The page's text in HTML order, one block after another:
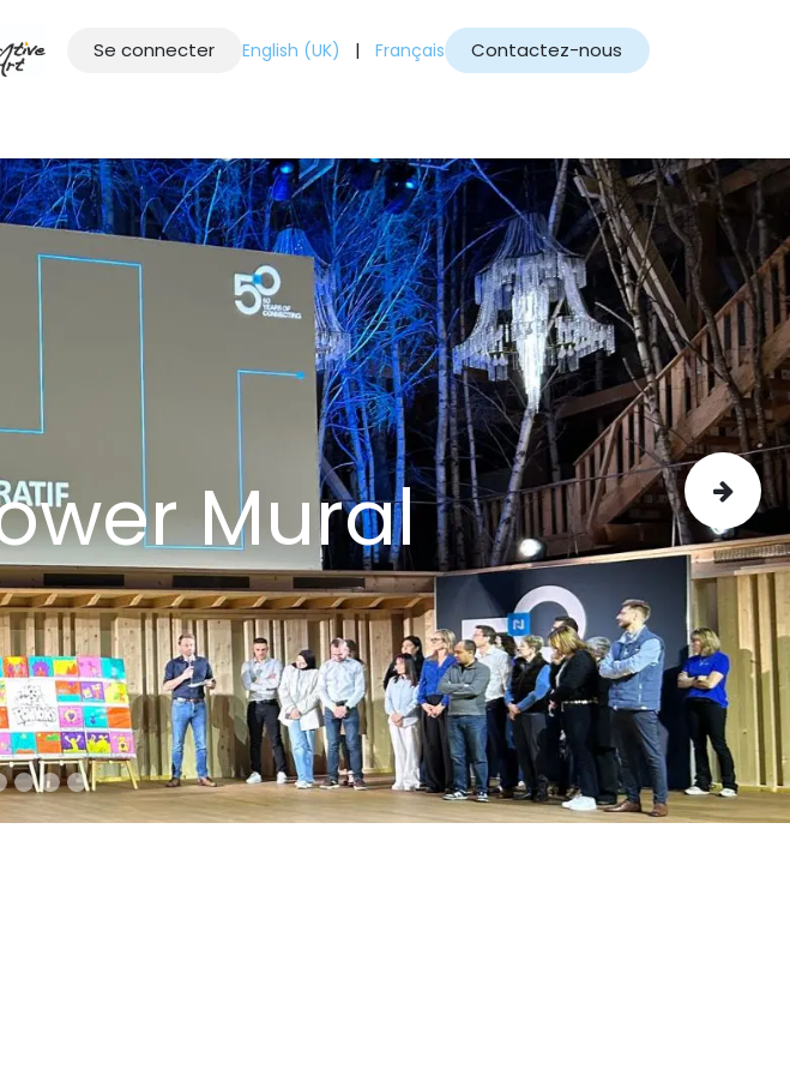
Se connecter English (UK) | Français Contactez-nous
Mural Next